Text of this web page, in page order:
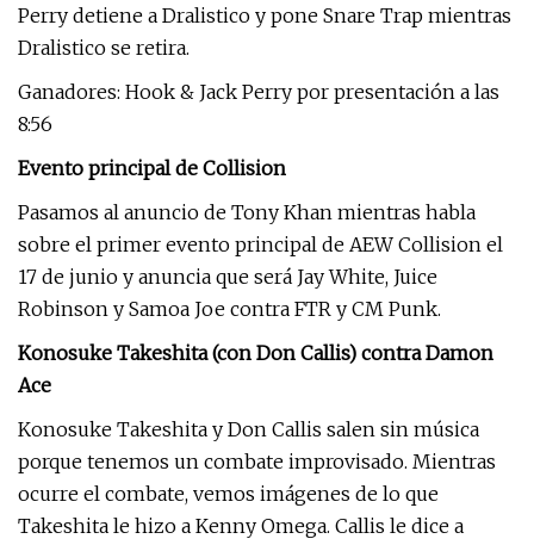
Perry detiene a Dralistico y pone Snare Trap mientras
Dralistico se retira.
Ganadores: Hook & Jack Perry por presentación a las
8:56
Evento principal de Collision
Pasamos al anuncio de Tony Khan mientras habla
sobre el primer evento principal de AEW Collision el
17 de junio y anuncia que será Jay White, Juice
Robinson y Samoa Joe contra FTR y CM Punk.
Konosuke Takeshita (con Don Callis) contra Damon
Ace
Konosuke Takeshita y Don Callis salen sin música
porque tenemos un combate improvisado. Mientras
ocurre el combate, vemos imágenes de lo que
Takeshita le hizo a Kenny Omega. Callis le dice a